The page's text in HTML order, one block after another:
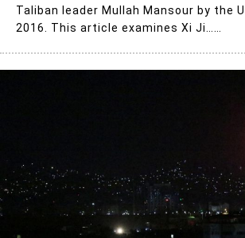
Taliban leader Mullah Mansour by the
2016. This article examines Xi Ji……